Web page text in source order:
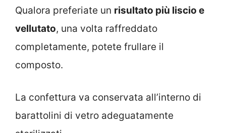
Qualora preferiate un risultato più liscio e
vellutato, una volta raffreddato
completamente, potete frullare il
composto.
La confettura va conservata all’interno di
barattolini di vetro adeguatamente